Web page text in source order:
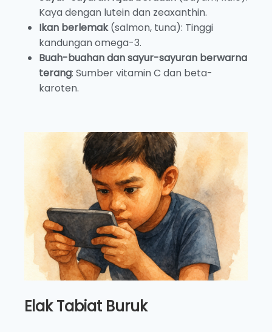
Kaya dengan lutein dan zeaxanthin.
Ikan berlemak(salmon, tuna): Tinggi
kandungan omega-3.
Buah-buahan dan sayur-sayuran berwarna
terang: Sumber vitamin C dan beta-
karoten.
Elak Tabiat Buruk